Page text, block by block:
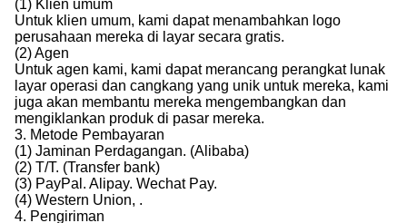
(1) Klien umum
Untuk klien umum, kami dapat menambahkan logo
perusahaan mereka di layar secara gratis.
(2) Agen
Untuk agen kami, kami dapat merancang perangkat lunak
layar operasi dan cangkang yang unik untuk mereka, kami
juga akan membantu mereka mengembangkan dan
mengiklankan produk di pasar mereka.
3. Metode Pembayaran
(1) Jaminan Perdagangan. (Alibaba)
(2) T/T. (Transfer bank)
(3) PayPal. Alipay. Wechat Pay.
(4) Western Union, .
4. Pengiriman